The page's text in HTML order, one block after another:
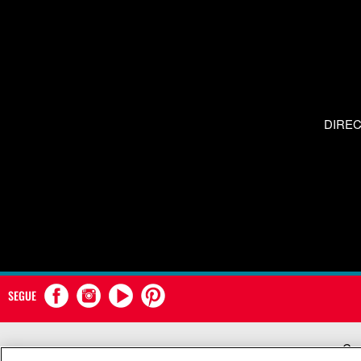
SEGUE